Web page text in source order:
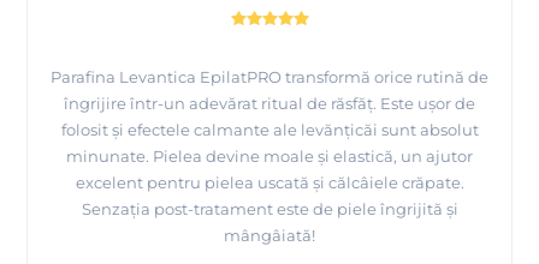
Parafina Levantica EpilatPRO transformă orice rutină de
îngrijire într-un adevărat ritual de răsfăț. Este ușor de
folosit și efectele calmante ale levănțicăi sunt absolut
minunate. Pielea devine moale și elastică, un ajutor
excelent pentru pielea uscată și călcâiele crăpate.
Senzația post-tratament este de piele îngrijită și
mângâiată!